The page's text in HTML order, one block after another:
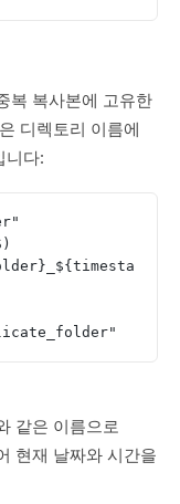
복 복사본에 고유한
디렉토리 이름에
니다:
같은 이름으로
현재 날짜와 시간을